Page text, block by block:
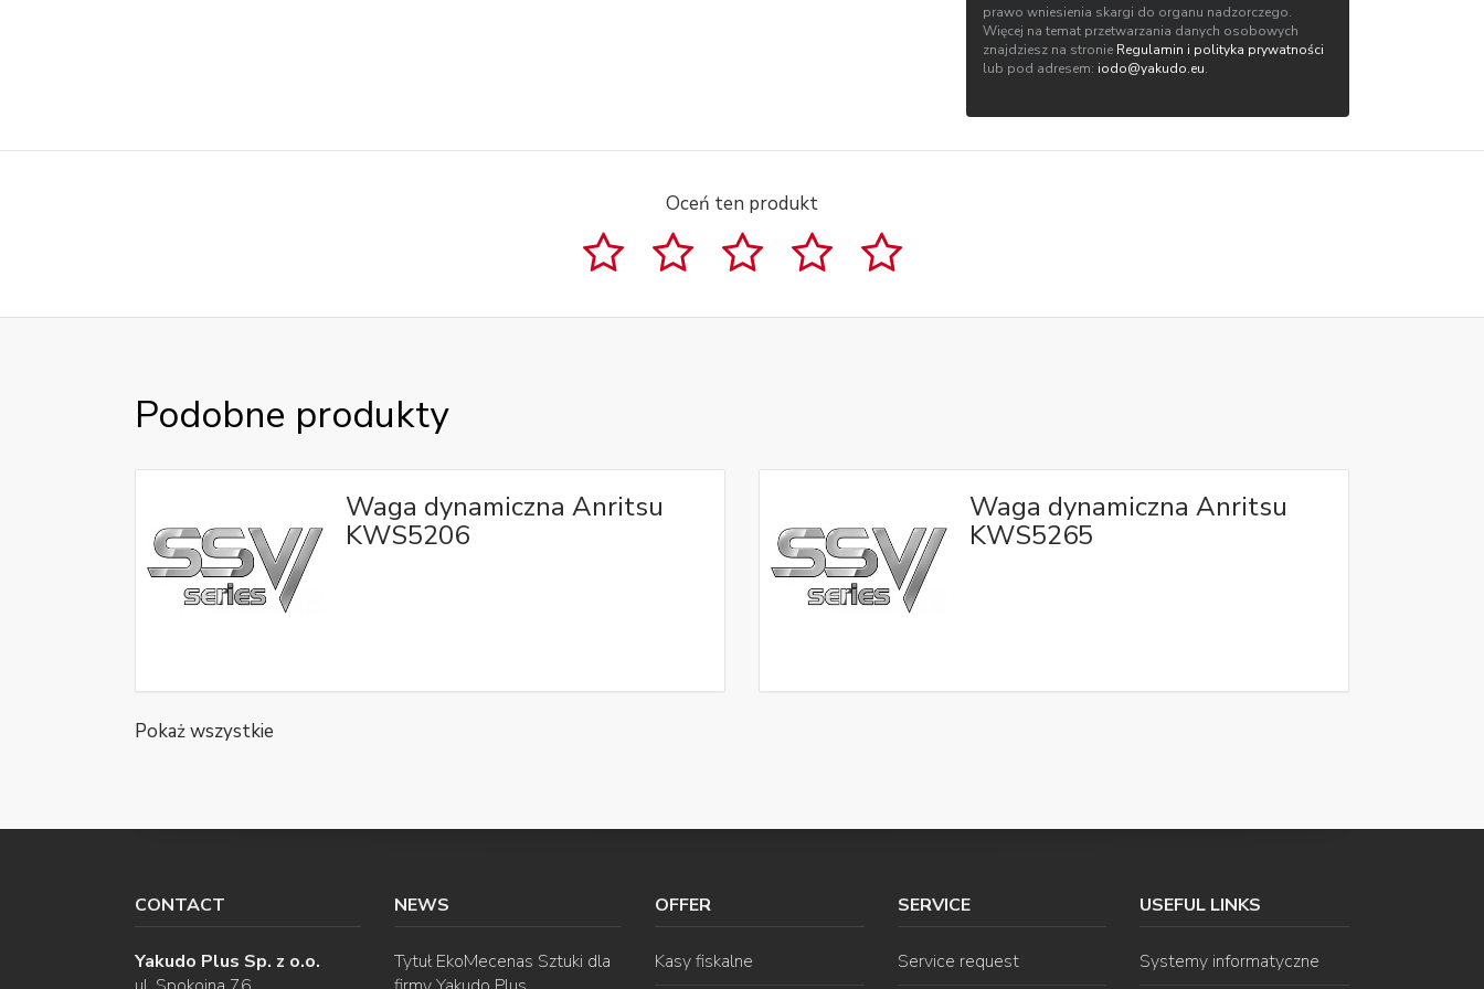
prawo wniesienia skargi do organu nadzorczego.
Więcej na temat przetwarzania danych osobowych
znajdziesz na stronie Regulamin i polityka prywatności
lub pod adresem: iodo@yakudo.eu.
Oceń ten produkt
Podobne produkty
Waga dynamiczna Anritsu
KWS5206
Waga dynamiczna Anritsu
KWS5265
Pokaż wszystkie
CONTACT
Yakudo Plus Sp. z o.o.
NEWS
Tytuł EkoMecenas Sztuki dla
OFFER
Kasy fiskalne
SERVICE
Service request
USEFUL LINKS
Systemy informatyczne